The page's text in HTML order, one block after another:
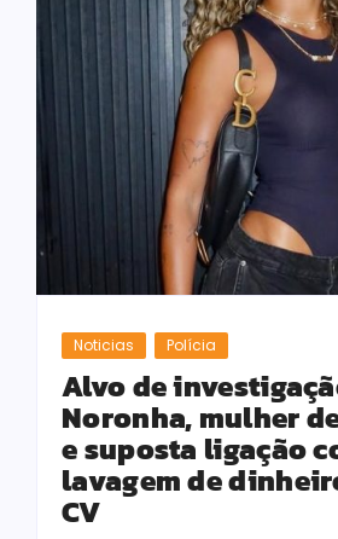
Noticias Polícia
Alvo de
Noronha, mulher
e suposta ligação
lavagem de
CV